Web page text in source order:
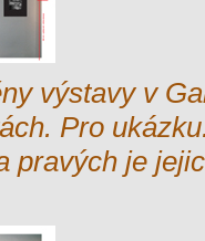
výstavy v
Pro
pravých je